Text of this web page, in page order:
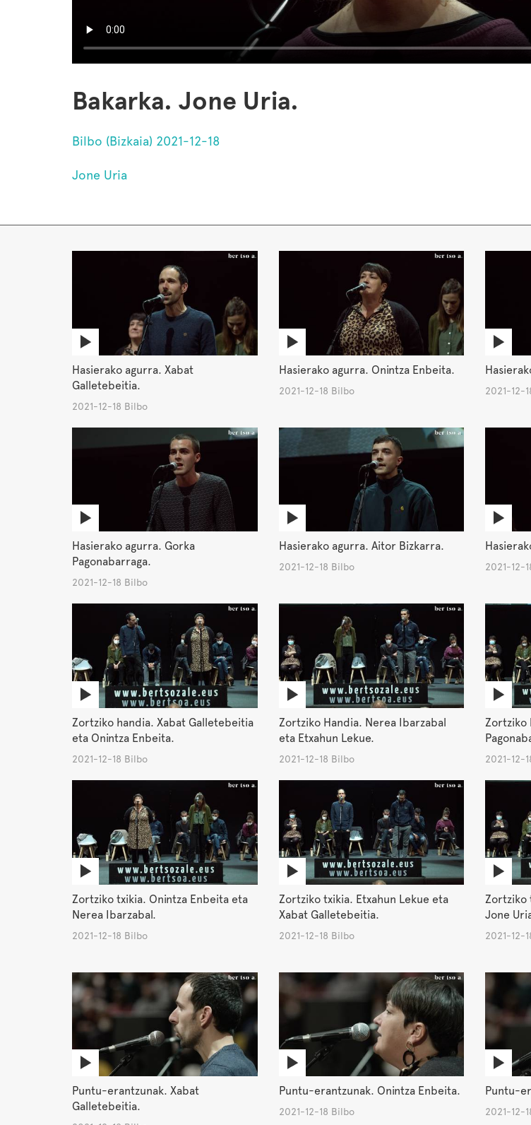
Bakarka. Jone Uria.
Bilbo (Bizkaia) 2021-12-18
Jone Uria
Hasierako agurra. Xabat
Galletebeitia.
2021-12-18 Bilbo
Hasierako agurra. Onintza Enbeita.
2021-12-18 Bilbo 2021-12-
Hasierako agurra. Gorka
Pagonabarraga.
2021-12-18 Bilbo
Hasierako agurra. Aitor Bizkarra.
2021-12-18 Bilbo 2021-12-
Zortziko handia. Xabat Galletebeitia
eta Onintza Enbeita.
2021-12-18 Bilbo
Zortziko Handia. Nerea Ibarzabal
eta Etxahun Lekue.
2021-12-18 Bilbo
Zortziko
2021-12-
Zortziko txikia. Onintza Enbeita eta
Nerea Ibarzabal.
2021-12-18 Bilbo
Zortziko txikia. Etxahun Lekue eta
Xabat Galletebeitia.
2021-12-18 Bilbo
Zortziko
Jone
2021-12-
Puntu-erantzunak. Xabat
Galletebeitia.
Puntu-erantzunak. Onintza Enbeita.
2021-12-18 Bilbo
Puntu-
2021-12-